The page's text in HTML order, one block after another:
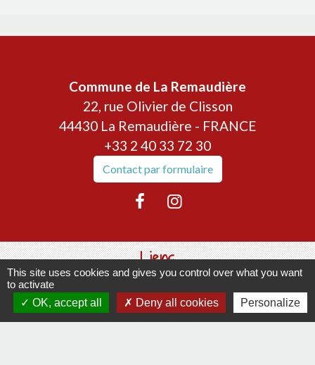
Commune de La Remaudière
22, rue Olivier de Clisson
44430 La Remaudière - FRANCE
+33 2 40 33 72 30
Contact par formulaire
Liens
Communauté de communes Sèvre & Loire
Département de Loire Atlantique
This site uses cookies and gives you control over what you want
to activate
OK, accept all
Deny all cookies Personalize